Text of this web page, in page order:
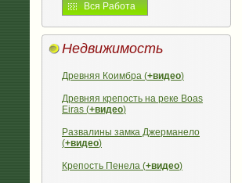
Вся Работа
Недвижимость
Древняя Коимбра (+видео)
Древняя крепость на реке Boas
Eiras (+видео)
Развалины замка Джерманело
(+видео)
Крепость Пенела (+видео)